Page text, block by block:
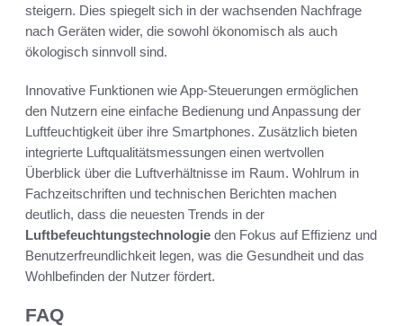
steigern. Dies spiegelt sich in der wachsenden Nachfrage
nach Geräten wider, die sowohl ökonomisch als auch
ökologisch sinnvoll sind.
Innovative Funktionen wie App-Steuerungen ermöglichen
den Nutzern eine einfache Bedienung und Anpassung der
Luftfeuchtigkeit über ihre Smartphones. Zusätzlich bieten
integrierte Luftqualitätsmessungen einen wertvollen
Überblick über die Luftverhältnisse im Raum. Wohlrum in
Fachzeitschriften und technischen Berichten machen
deutlich, dass die neuesten Trends in der
Luftbefeuchtungstechnologie den Fokus auf Effizienz und
Benutzerfreundlichkeit legen, was die Gesundheit und das
Wohlbefinden der Nutzer fördert.
FAQ